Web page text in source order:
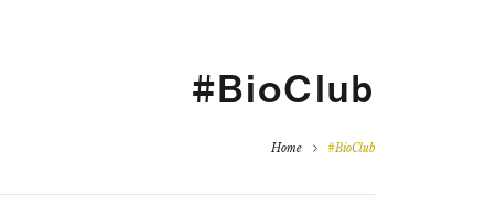
#BioClub
Home #BioClub